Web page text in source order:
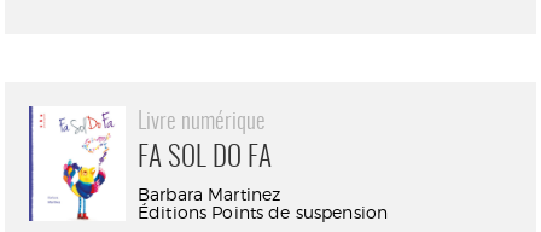
Livre numérique
FA SOL DO FA
Barbara Martinez
Éditions Points de suspension